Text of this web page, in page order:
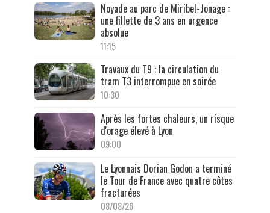
Noyade au parc de Miribel-Jonage :
une fillette de 3 ans en urgence
absolue
11:15
Travaux du T9 : la circulation du
tram T3 interrompue en soirée
10:30
Après les fortes chaleurs, un risque
d'orage élevé à Lyon
09:00
Le Lyonnais Dorian Godon a terminé
le Tour de France avec quatre côtes
fracturées
08/08/26